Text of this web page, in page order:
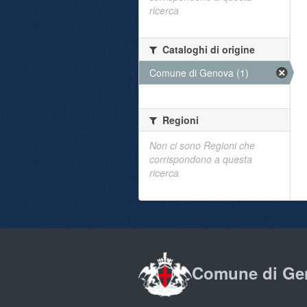
ricerca
Cataloghi di origine
Comune di Genova (1)
Regioni
Non ci sono Regioni che
corrispondono a questa
ricerca
Comune di